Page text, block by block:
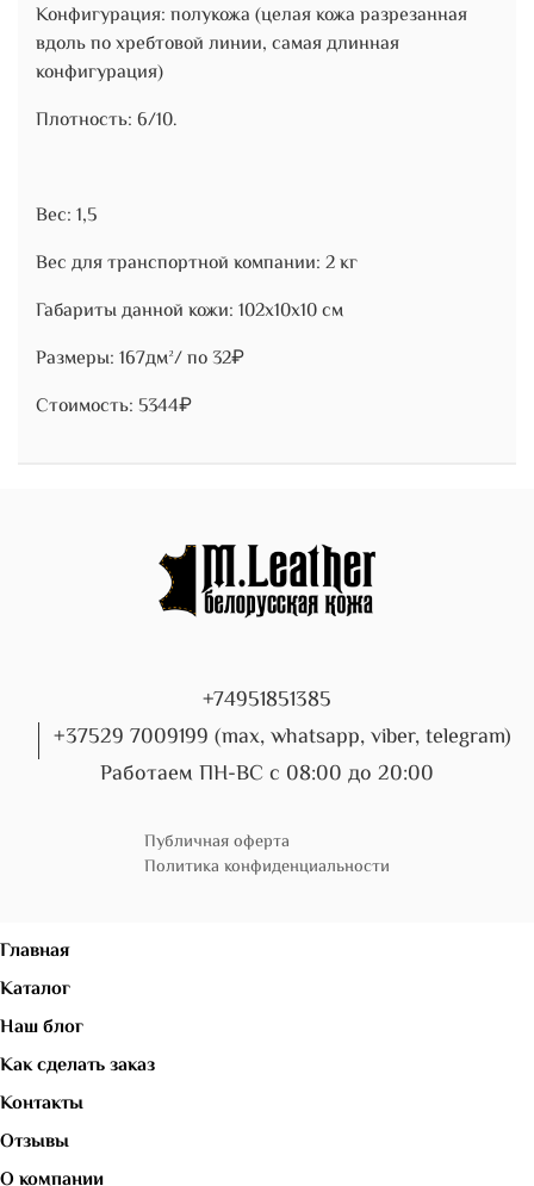
Конфигурация: полукожа (целая кожа разрезанная
вдоль по хребтовой линии, самая длинная
конфигурация)
Плотность: 6/10.
Вес: 1,5
Вес для транспортной компании: 2 кг
Габариты данной кожи: 102х10х10 см
Размеры: 167дм²/ по 32₽
Стоимость: 5344₽
+74951851385
+37529 7009199 (max, whatsapp, viber, telegram)
Работаем ПН-ВС с 08:00 до 20:00
Публичная оферта
Политика конфиденциальности
Главная
Каталог
Наш блог
Как сделать заказ
Контакты
Отзывы